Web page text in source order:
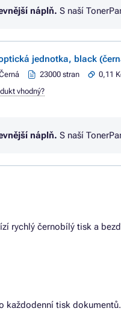
náplň. S naší
optická jednotka, black
23000 stran 0,11
vhodný?
náplň. S naší
rychlý černobílý tisk a
každodenní tisk dokumentů.